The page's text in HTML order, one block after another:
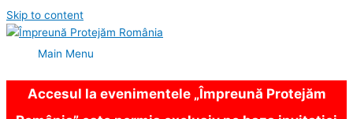
Skip to content
Main Menu
Accesul la evenimentele „Împreună Protejăm